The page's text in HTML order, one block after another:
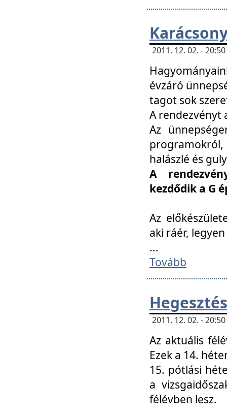
2011. 12. 02. -
évzáró
tagot sok
A rendezvényt
Az
halászlé és
A
kezdődik a G
Az
aki ráér,
...
Tovább
2011. 12. 02. -
Az aktuális
Ezek a 14.
15. pótlási
a
félévben lesz.